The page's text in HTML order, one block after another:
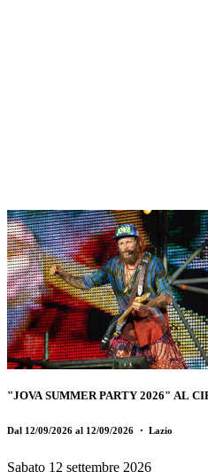
"JOVA SUMMER PARTY 2026" AL
Dal 12/09/2026 al 12/09/2026 ・ Lazio
Sabato 12 settembre 2026